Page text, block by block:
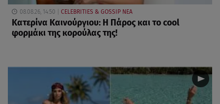
08.08.26, 14:50 CELEBRITIES & GOSSIP ΝΕΑ
Κατερίνα Καινούργιου: Η Πάρος και το cool
φορμάκι της κορούλας της!